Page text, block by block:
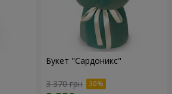
Букет "Сардоникс"
3 370 грн